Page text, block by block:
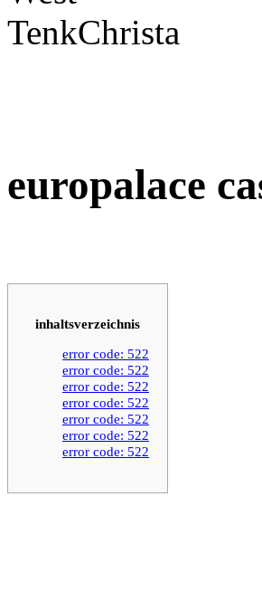
europalace
inhaltsverzeichnis
error code: 522
error code: 522
error code: 522
error code: 522
error code: 522
error code: 522
error code: 522